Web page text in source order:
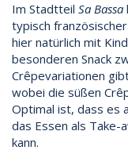
Im Stadtteil Sa Bassa
typisch
hier natürlich mit
besonderen Snack
Crêpevariationen
wobei die süßen
Optimal ist, dass es
das Essen als
kann.